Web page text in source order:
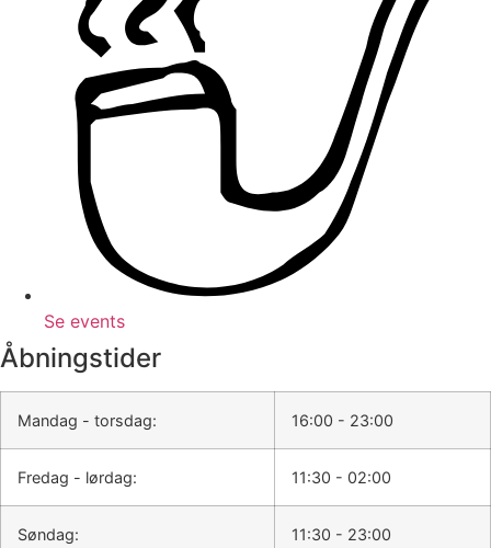
Se events
Åbningstider
Mandag - torsdag: 16:00 - 23:00
Fredag - lørdag: 11:30 - 02:00
Søndag: 11:30 - 23:00